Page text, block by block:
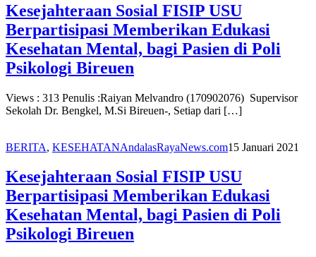
Kesejahteraan Sosial FISIP USU
Berpartisipasi Memberikan Edukasi
Kesehatan Mental, bagi Pasien di Poli
Psikologi Bireuen
Views : 313 Penulis :Raiyan Melvandro (170902076) Supervisor
Sekolah Dr. Bengkel, M.Si Bireuen-, Setiap dari […]
BERITA, KESEHATANAndalasRayaNews.com15 Januari 2021
Kesejahteraan Sosial FISIP USU
Berpartisipasi Memberikan Edukasi
Kesehatan Mental, bagi Pasien di Poli
Psikologi Bireuen